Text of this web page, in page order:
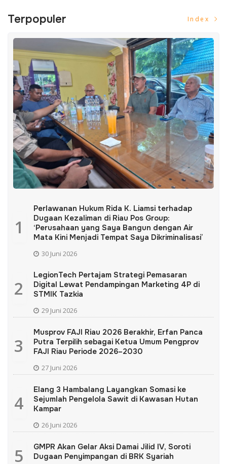
Terpopuler Index
1
Perlawanan Hukum Rida K. Liamsi terhadap
Dugaan Kezaliman di Riau Pos Group:
‘Perusahaan yang Saya Bangun dengan Air
Mata Kini Menjadi Tempat Saya Dikriminalisasi’
30 Juni 2026
2
LegionTech Pertajam Strategi Pemasaran
Digital Lewat Pendampingan Marketing 4P di
STMIK Tazkia
29 Juni 2026
3
Musprov FAJI Riau 2026 Berakhir, Erfan Panca
Putra Terpilih sebagai Ketua Umum Pengprov
FAJI Riau Periode 2026–2030
27 Juni 2026
4
Elang 3 Hambalang Layangkan Somasi ke
Sejumlah Pengelola Sawit di Kawasan Hutan
Kampar
26 Juni 2026
5
GMPR Akan Gelar Aksi Damai Jilid IV, Soroti
Dugaan Penyimpangan di BRK Syariah